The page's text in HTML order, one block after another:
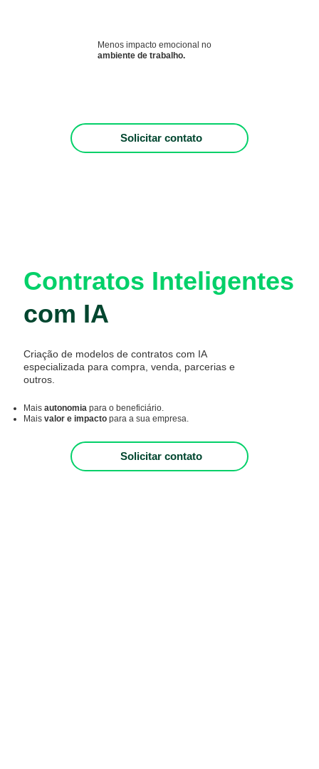
Menos impacto emocional no
ambiente de trabalho.
Solicitar contato
Contratos Inteligentes
com IA
Criação de modelos de contratos com IA
especializada para compra, venda, parcerias e
outros.
Mais autonomia para o beneficiário.
Mais valor e impactopara a sua empresa.
Solicitar contato